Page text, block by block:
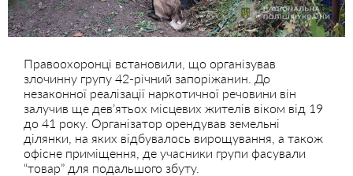
Правоохоронці встановили, що організував
злочинну групу 42-річний запоріжанин. До
незаконної реалізації наркотичної речовини він
залучив ще дев’ятьох місцевих жителів віком від 19
до 41 року. Організатор орендував земельні
ділянки, на яких відбувалось вирощування, а також
офісне приміщення, де учасники групи фасували
“товар” для подальшого збуту.